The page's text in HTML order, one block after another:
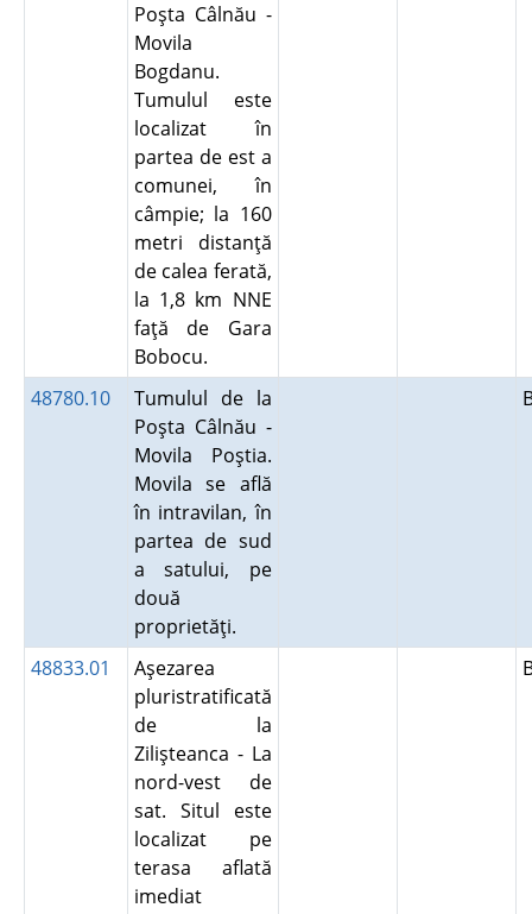
Poşta Câlnău -
Movila
Bogdanu.
Tumulul este
localizat în
partea de est a
comunei, în
câmpie; la 160
metri distanţă
de calea ferată,
la 1,8 km NNE
faţă de Gara
Bobocu.
48780.10
Tumulul de la
Poşta Câlnău -
Movila Poştia.
Movila se află
în intravilan, în
partea de sud
a satului, pe
două
proprietăţi.
48833.01
Aşezarea
pluristratificată
de la
Zilişteanca - La
nord-vest de
sat. Situl este
localizat pe
terasa aflată
imediat